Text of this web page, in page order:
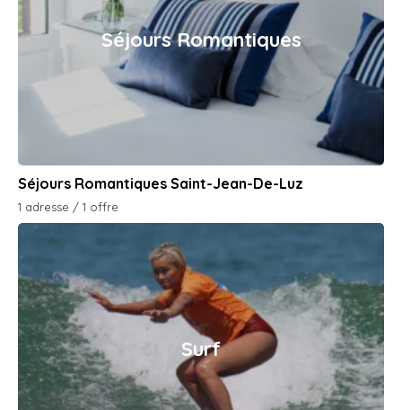
Séjours Romantiques
Séjours Romantiques Saint-Jean-De-Luz
1 adresse / 1 offre
Surf